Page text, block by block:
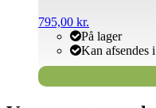
795,00 kr.
På lager
Kan afsendes